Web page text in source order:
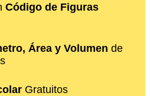
Código de Figuras
Área y Volumen de
Gratuitos